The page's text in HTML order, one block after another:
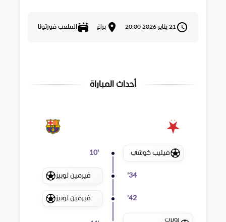
21 يناير 2026 20:00 براغ الملعب فورتونا
أحداث المباراة
فيليب كوشي 10'
34
' فيرمين لوبيز
42
' فيرمين لوبيز
روبرت